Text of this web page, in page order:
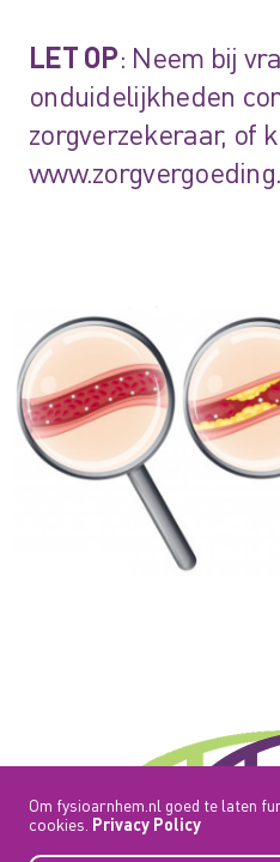
LET OP: Neem bij
onduidelijkheden
zorgverzekeraar, of
Om fysioarnhem.nl goed te laten
cookies. Privacy Policy